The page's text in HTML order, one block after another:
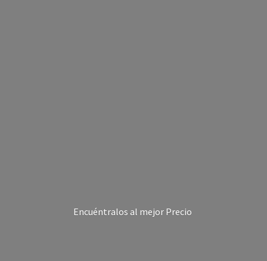
Encuéntralos al mejor Precio